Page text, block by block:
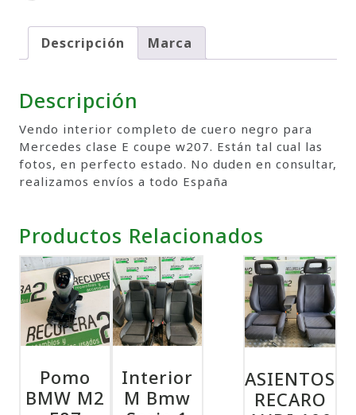
Descripción Marca
Descripción
Vendo interior completo de cuero negro para
Mercedes clase E coupe w207. Están tal cual las
fotos, en perfecto estado. No duden en consultar,
realizamos envíos a todo España
Productos Relacionados
Pomo
BMW M2
ASIENTOS
RECARO
Interior
M Bmw